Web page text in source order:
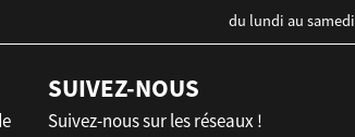
du lundi au samedi
SUIVEZ-NOUS
Suivez-nous sur les réseaux !